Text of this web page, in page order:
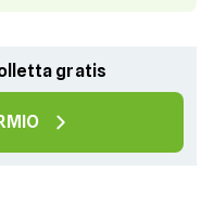
gratis